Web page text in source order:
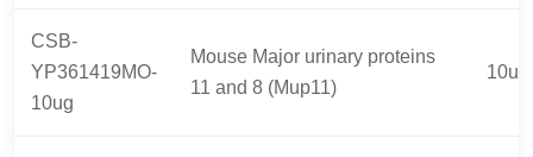
CSB-
YP361419MO-
10ug
Mouse Major urinary proteins
11 and 8 (Mup11)
10ug